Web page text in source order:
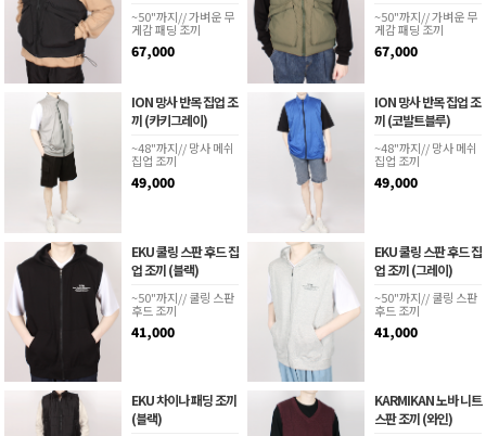
~50"까지// 가벼운 무
게감 패딩 조끼
67,000
~50"까지// 가벼운 무
게감 패딩 조끼
67,000
ION 망사 반목 집업 조
끼 (카키그레이)
~48"까지// 망사 메쉬
집업 조끼
49,000
ION 망사 반목 집업 조
끼 (코발트블루)
~48"까지// 망사 메쉬
집업 조끼
49,000
EKU 쿨링 스판 후드 집
업 조끼 (블랙)
~50"까지// 쿨링 스판
후드 조끼
41,000
EKU 쿨링 스판 후드 집
업 조끼 (그레이)
~50"까지// 쿨링 스판
후드 조끼
41,000
EKU 차이나 패딩 조끼
(블랙)
KARMIKAN 노바 니트
스판 조끼 (와인)